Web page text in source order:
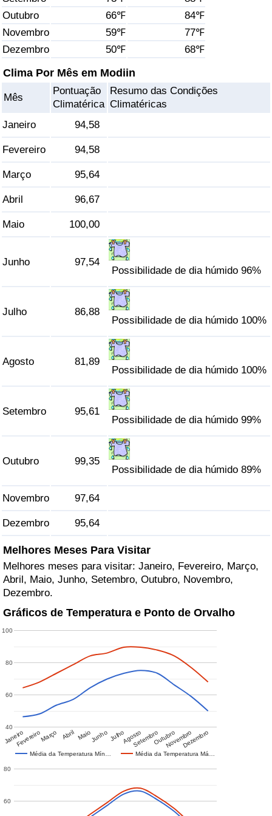
Outubro
66℉
84℉
Novembro
59℉
77℉
Dezembro
50℉ 68℉
Clima Por Mês em Modiin
Mês
Pontuação
Climatérica
Resumo das Condições
Climatéricas
Janeiro
94,58
Fevereiro 94,58
Março 95,64
Abril 96,67
Maio 100,00
Junho 97,54
Possibilidade de dia húmido 96%
Julho 86,88
Possibilidade de dia húmido 100%
Agosto 81,89
Possibilidade de dia húmido 100%
Setembro 95,61
Possibilidade de dia húmido 99%
Outubro 99,35
Possibilidade de dia húmido 89%
Novembro 97,64
Dezembro 95,64
Melhores Meses Para Visitar
Melhores meses para visitar: Janeiro, Fevereiro, Março,
Abril, Maio, Junho, Setembro, Outubro, Novembro,
Dezembro.
Gráficos de Temperatura e Ponto de Orvalho
Média da Temperatura Mín… Média da Temperatura Má…
JaneiroFevereiroMarço Abril MaioJunho JulhoAgostoSetembroOutubroNovembroDezembro
40
60
80
100
60
80
Saúde
Indicador de Saúde (Atual)
Poluição
Indicador de Poluição (Atual)
Índice de poluição
Indicador de Poluição por País
Trânsito
Indicador de Trânsito por País